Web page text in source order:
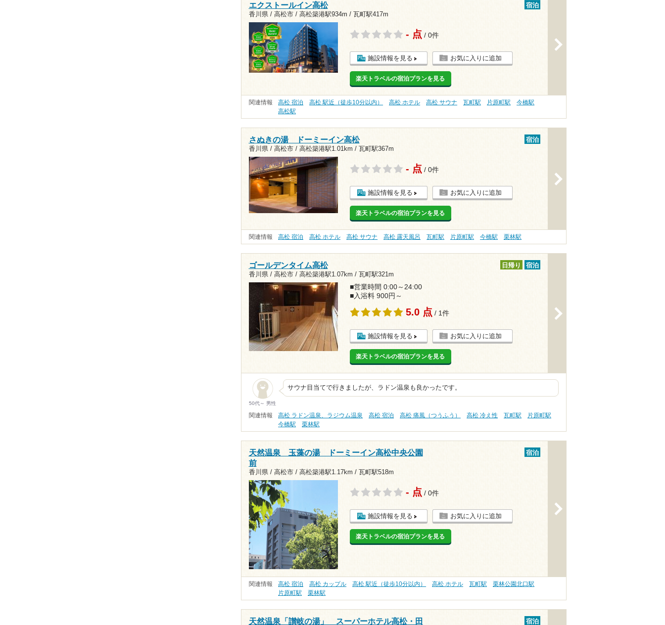
エクストールイン高松
香川県 / 高松市 / 高松築港駅934m / 瓦町駅417m
宿泊
- 点 / 0件
施設情報を見る お気に入りに追加
楽天トラベルの宿泊プランを見る
関連情報 高松 宿泊 高松 駅近（徒歩10分以内） 高松 ホテル 高松 サウナ 瓦町駅 片原町駅
今橋駅
高松駅
さぬきの湯 ドーミーイン高松
香川県 / 高松市 / 高松築港駅1.01km / 瓦町駅367m
宿泊
- 点 / 0件
施設情報を見る お気に入りに追加
楽天トラベルの宿泊プランを見る
関連情報 高松 宿泊 高松 ホテル 高松 サウナ 高松 露天風呂 瓦町駅 片原町駅 今橋駅 栗林駅
ゴールデンタイム高松
香川県 / 高松市 / 高松築港駅1.07km / 瓦町駅321m
日帰り 宿泊
■営業時間 0:00～24:00
■入浴料 900円～
5.0 点 / 1件
施設情報を見る お気に入りに追加
楽天トラベルの宿泊プランを見る
50代～ 男性
サウナ目当てで行きましたが、ラドン温泉も良かったです。
関連情報 高松 ラドン温泉、ラジウム温泉 高松 宿泊 高松 痛風（つうふう） 高松 冷え性 瓦町駅
片原町駅
今橋駅
栗林駅
天然温泉 玉藻の湯 ドーミーイン高松中央公園
前
香川県 / 高松市 / 高松築港駅1.17km / 瓦町駅518m
宿泊
- 点 / 0件
施設情報を見る お気に入りに追加
楽天トラベルの宿泊プランを見る
関連情報 高松 宿泊 高松 カップル 高松 駅近（徒歩10分以内） 高松 ホテル 瓦町駅
栗林公園北口駅
片原町駅
栗林駅
天然温泉「讃岐の湯」 スーパーホテル高松・田 宿泊